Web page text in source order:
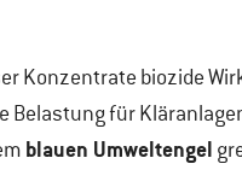
Konzentrate biozide
Belastung für
blauen Umweltengel